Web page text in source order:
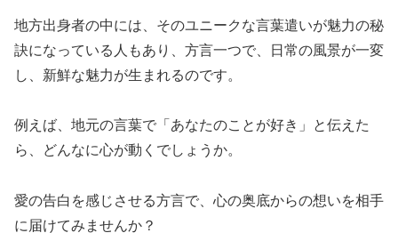
地方出身者の中には、そのユニークな言葉遣いが魅力の秘
訣になっている人もあり、方言一つで、日常の風景が一変
し、新鮮な魅力が生まれるのです。
例えば、地元の言葉で「あなたのことが好き」と伝えた
ら、どんなに心が動くでしょうか。
愛の告白を感じさせる方言で、心の奥底からの想いを相手
に届けてみませんか？